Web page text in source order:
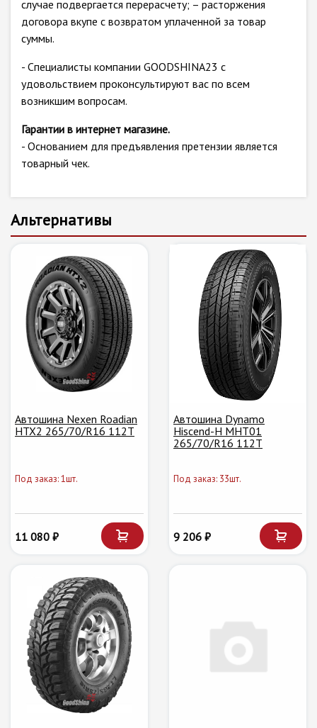
случае подвергается перерасчету; – расторжения
договора вкупе с возвратом уплаченной за товар
суммы.
- Специалисты компании GOODSHINA23 с
удовольствием проконсультируют вас по всем
возникшим вопросам.
Гарантии в интернет магазине.
- Основанием для предъявления претензии является
товарный чек.
Альтернативы
Автошина Nexen Roadian
HTX2 265/70/R16 112T
Под заказ: 1шт.
11 080 ₽
Автошина Dynamo
Hiscend-H MHT01
265/70/R16 112T
Под заказ: 33шт.
9 206 ₽